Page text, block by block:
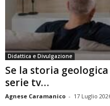
Didattica e Divulgazione
Se la storia
serie tv…
Agnese Caramanico - 17 Luglio